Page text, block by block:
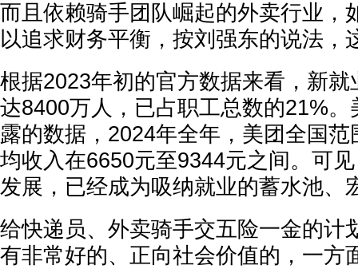
而且依赖骑手团队崛起的外卖行业，
以追求财务平衡，按刘强东的说法，
根据2023年初的官方数据来看，新
达8400万人，已占职工总数的21%
露的数据，2024年全年，美团全国
均收入在6650元至9344元之间。可
发展，已经成为吸纳就业的蓄水池、
给快递员、外卖骑手交五险一金的计
有非常好的、正向社会价值的，一方